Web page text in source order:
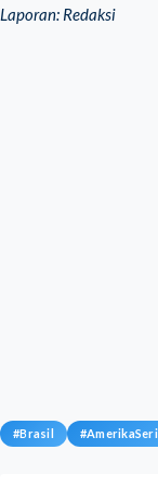
Laporan: Redaksi
#Brasil #